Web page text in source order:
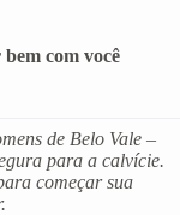
com você
de Belo Vale –
para a calvície.
começar sua